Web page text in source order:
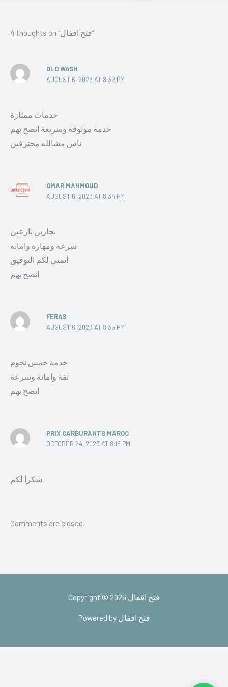
4 thoughts on “فتح اقفال”
DLO WASH
AUGUST 6, 2023 AT 8:32 PM
خدمات ممتازة
خدمة موثوقة وسريعة انصح بهم
ناس مشالله محترفين
OMAR MAHMOUD
AUGUST 6, 2023 AT 8:34 PM
نجارين بارعين
سرعة ومهارة وامانة
اتمنى لكم التوفيق
انصح بهم
FERAS
AUGUST 6, 2023 AT 8:35 PM
خدمة خمس نجوم
ثقة وامانة وسرعة
انصح بهم
PRIX CARBURANTS MAROC
OCTOBER 24, 2023 AT 8:16 PM
شكرا لكم
Comments are closed.
Copyright © 2026 فتح اقفال
Powered by فتح اقفال